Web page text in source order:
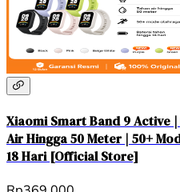
Xiaomi Smart Band 9 Active
Air Hingga 50 Meter | 50+
18 Hari [Official Store]